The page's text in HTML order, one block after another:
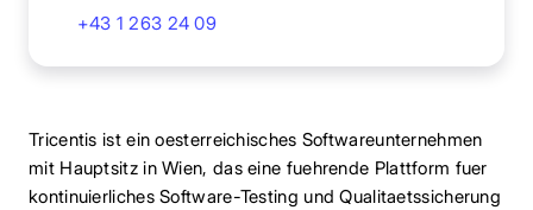
+43 1 263 24 09
Tricentis ist ein oesterreichisches Softwareunternehmen
mit Hauptsitz in Wien, das eine fuehrende Plattform fuer
kontinuierliches Software-Testing und Qualitaetssicherung